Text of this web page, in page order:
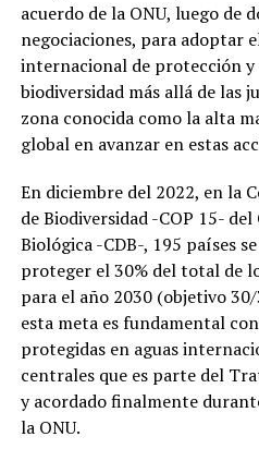
acuerdo de la ONU, luego de
negociaciones, para adoptar
internacional de protección y
biodiversidad más allá de las
zona conocida como la alta
global en avanzar en estas
En diciembre del 2022, en la
de Biodiversidad -COP 15-
Biológica -CDB-, 195 países
proteger el 30% del total de
para el año 2030 (objetivo
esta meta es fundamental
protegidas en aguas
centrales que es parte del
y acordado finalmente
la ONU.